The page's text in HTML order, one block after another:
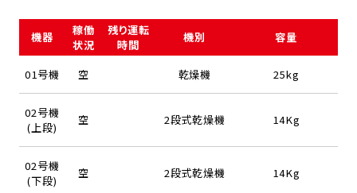
機器
稼働
状況
残り運転
時間
機別 容量
01号機 空 乾燥機 25kg
02号機
(上段)
空 2段式乾燥機 14Kg
02号機
(下段)
空 2段式乾燥機 14Kg